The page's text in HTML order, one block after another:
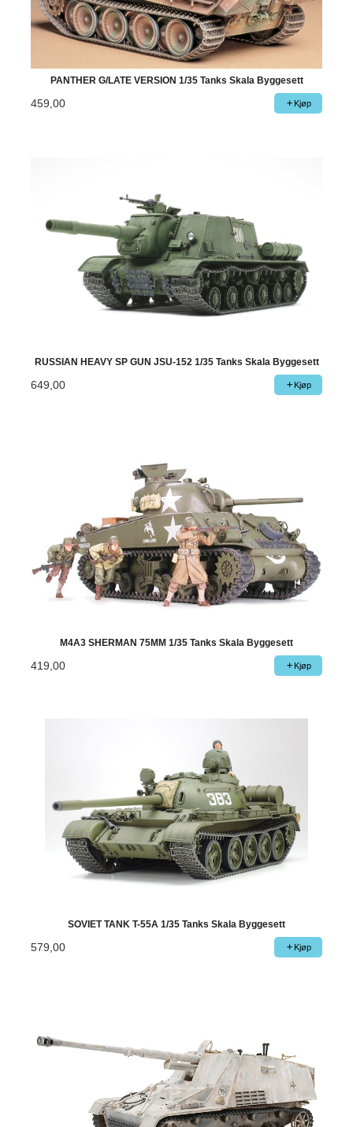
PANTHER G/LATE VERSION 1/35 Tanks Skala Byggesett
459,00 Kjøp
RUSSIAN HEAVY SP GUN JSU-152 1/35 Tanks Skala Byggesett
649,00 Kjøp
M4A3 SHERMAN 75MM 1/35 Tanks Skala Byggesett
419,00 Kjøp
SOVIET TANK T-55A 1/35 Tanks Skala Byggesett
579,00 Kjøp